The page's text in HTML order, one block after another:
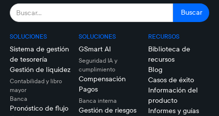
SOLUCIONES
Sistema de gestión
de tesorería
Gestión de liquidez
Contabilidad y libro
mayor
Banca
Pronóstico de flujo
SOLUCIONES
GSmart AI
Seguridad IA y
cumplimiento
Compensación
Pagos
Banca interna
Gestión de riesgos
RECURSOS
Biblioteca de
recursos
Blog
Casos de éxito
Información del
producto
Informes y guías